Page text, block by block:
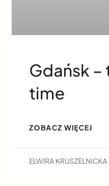
Gdańsk –
time
ZOBACZ WIĘCEJ
ELWIRA KRUSZELNICKA